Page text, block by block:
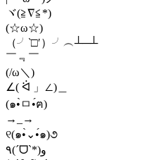
ヾ(≧∇≦*)ゝ
(☆ω☆)
（╯‵□′）╯︵┴─┴
￣﹃￣
(/ω＼)
∠( ᐛ 」∠)＿
(๑•̀ㅁ•́ฅ)
→_→
୧(๑•̀⌄•́๑)૭
٩(ˊᗜˋ*)و